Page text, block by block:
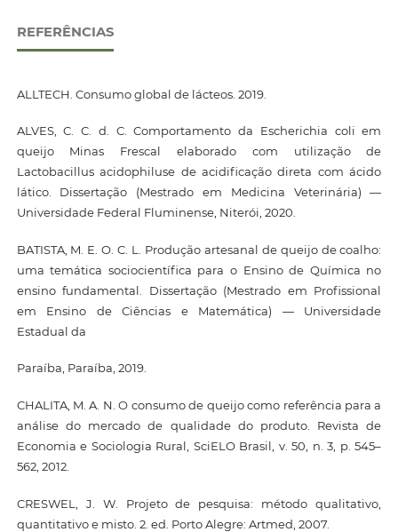
REFERÊNCIAS
ALLTECH. Consumo global de lácteos. 2019.
ALVES, C. C. d. C. Comportamento da Escherichia coli em
queijo Minas Frescal elaborado com utilização de
Lactobacillus acidophiluse de acidificação direta com ácido
lático. Dissertação (Mestrado em Medicina Veterinária) —
Universidade Federal Fluminense, Niterói, 2020.
BATISTA, M. E. O. C. L. Produção artesanal de queijo de coalho:
uma temática sociocientífica para o Ensino de Química no
ensino fundamental. Dissertação (Mestrado em Profissional
em Ensino de Ciências e Matemática) — Universidade
Estadual da
Paraíba, Paraíba, 2019.
CHALITA, M. A. N. O consumo de queijo como referência para a
análise do mercado de qualidade do produto. Revista de
Economia e Sociologia Rural, SciELO Brasil, v. 50, n. 3, p. 545–
562, 2012.
CRESWEL, J. W. Projeto de pesquisa: método qualitativo,
quantitativo e misto. 2. ed. Porto Alegre: Artmed, 2007.